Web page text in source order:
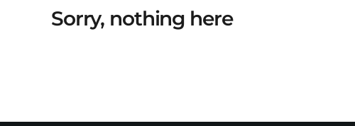
Sorry, nothing here